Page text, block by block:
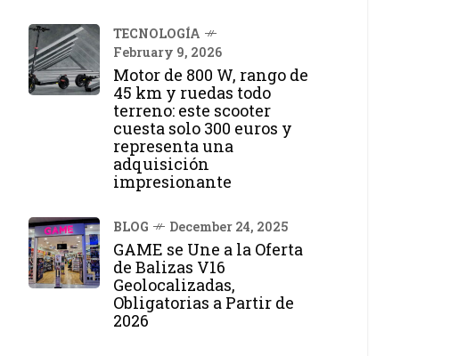
TECNOLOGÍA
February 9, 2026
Motor de 800 W, rango de
45 km y ruedas todo
terreno: este scooter
cuesta solo 300 euros y
representa una
adquisición
impresionante
BLOG December 24, 2025
GAME se Une a la Oferta
de Balizas V16
Geolocalizadas,
Obligatorias a Partir de
2026